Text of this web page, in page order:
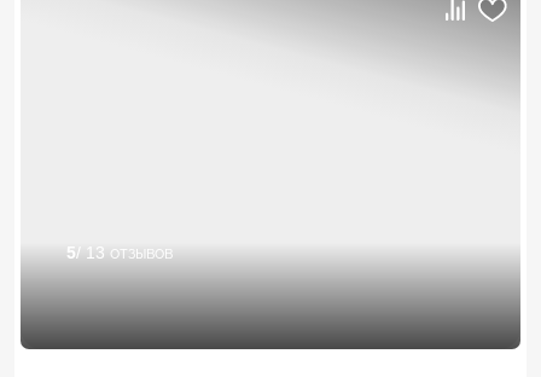
5/ 13 отзывов